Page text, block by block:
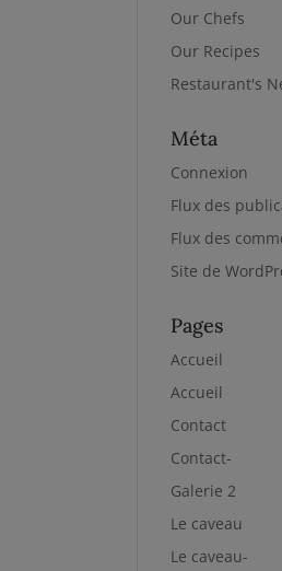
Our Chefs
Our Recipes
Restaurant's
Méta
Connexion
Flux des
Flux des
Site de
Pages
Accueil
Accueil
Contact
Contact-
Galerie 2
Le caveau
Le caveau-